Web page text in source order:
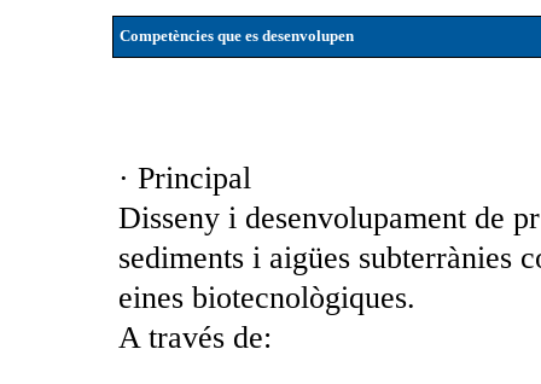
Competències que es desenvolupen
· Principal
Disseny i desenvolupament de
sediments i aigües subterrànies
eines biotecnològiques.
A través de: